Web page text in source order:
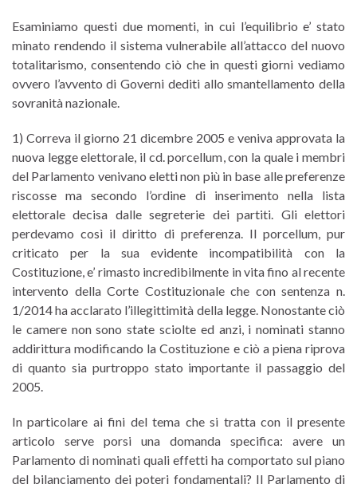
Esaminiamo questi due momenti, in cui l’equilibrio e’ stato
minato rendendo il sistema vulnerabile all’attacco del nuovo
totalitarismo, consentendo ciò che in questi giorni vediamo
ovvero l’avvento di Governi dediti allo smantellamento della
sovranità nazionale.
1) Correva il giorno 21 dicembre 2005 e veniva approvata la
nuova legge elettorale, il cd. porcellum, con la quale i membri
del Parlamento venivano eletti non più in base alle preferenze
riscosse ma secondo l’ordine di inserimento nella lista
elettorale decisa dalle segreterie dei partiti. Gli elettori
perdevamo così il diritto di preferenza. Il porcellum, pur
criticato per la sua evidente incompatibilità con la
Costituzione, e’ rimasto incredibilmente in vita fino al recente
intervento della Corte Costituzionale che con sentenza n.
1/2014 ha acclarato l’illegittimità della legge. Nonostante ciò
le camere non sono state sciolte ed anzi, i nominati stanno
addirittura modificando la Costituzione e ciò a piena riprova
di quanto sia purtroppo stato importante il passaggio del
2005.
In particolare ai fini del tema che si tratta con il presente
articolo serve porsi una domanda specifica: avere un
Parlamento di nominati quali effetti ha comportato sul piano
del bilanciamento dei poteri fondamentali? Il Parlamento di